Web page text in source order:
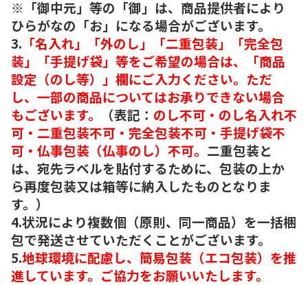
※「御中元」等の「御」は、商品提供者により
ひらがなの「お」になる場合がございます。
3. 「名入れ」「外のし」「二重包装」「完全包
装」「手提げ袋」等をご希望の場合は、「商品
設定（のし等）」欄にご入力ください。ただ
し、一部の商品についてはお承りできない場合
もございます。
（表記： のし不可・のし名入れ不
可・二重包装不可・完全包装不可・手提げ袋不
可・仏事包装（仏事のし）不可。 二重包装と
は、宛先ラベルを貼付するために、包装の上か
ら再度包装又は箱等に納入したものとなりま
す。）
4.状況により複数個（原則、同一商品）を一括梱
包で発送させていただくことがございます。
5.地球環境に配慮し、簡易包装（エコ包装）を推
進しています。ご協力をお願いいたします。